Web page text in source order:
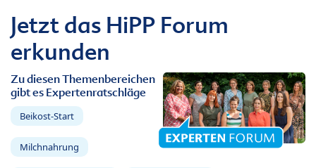
Jetzt das HiPP Forum
erkunden
Zu diesen Themenbereichen
gibt es Expertenratschläge
Beikost-Start
Milchnahrung